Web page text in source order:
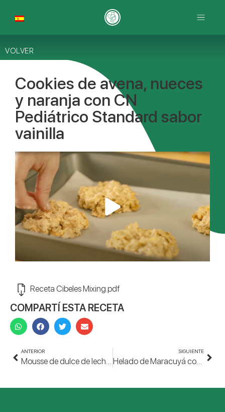
VOLVER
Cookies de avena, nueces
y naranja con CN
Pediátrico Standard sabor
vainilla
Receta Cibeles Mixing.pdf
COMPARTÍ ESTA RECETA
ANTERIOR
Mousse de dulce de leche con CN Pediátrico Standard
SIGUIENTE
Helado de Maracuyá con CN Plus sin sabor